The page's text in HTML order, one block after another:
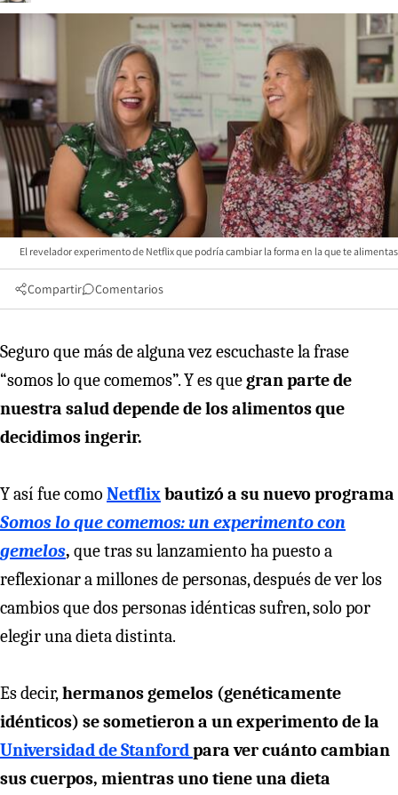
El revelador experimento de Netflix que podría cambiar la forma en la que te alimentas
Compartir Comentarios
Seguro que más de alguna vez escuchaste la frase
“somos lo que comemos”. Y es quegran parte de
nuestra salud depende de los alimentos que
decidimos ingerir.
Y así fue como Netflixbautizó a su nuevo programa
Somos lo que comemos: un experimento con
gemelos, que tras su lanzamiento ha puesto a
reflexionar a millones de personas, después de ver los
cambios que dos personas idénticas sufren, solo por
elegir una dieta distinta.
Es decir,hermanos gemelos (genéticamente
idénticos) se sometieron a un experimento de la
Universidad de Stanfordpara ver cuánto cambian
sus cuerpos, mientras uno tiene una dieta